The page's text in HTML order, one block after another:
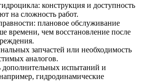
конструкция и доступность
на сложность работ.
плановое обслуживание
времени, чем восстановление после
запчастей или необходимость
аналогов.
дополнительных испытаний и
гидродинамические